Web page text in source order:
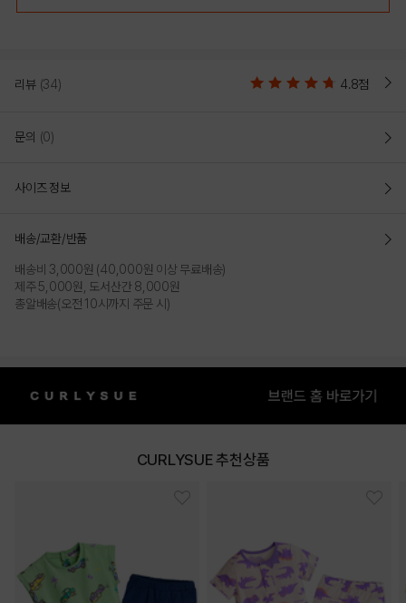
리뷰 (34) 4.8점
문의 (0)
사이즈 정보
배송/교환/반품
배송비 3,000원 (40,000원 이상 무료배송)
제주 5,000원, 도서산간 8,000원
총알배송(오전 10시까지 주문 시)
CURLYSUE 추천상품